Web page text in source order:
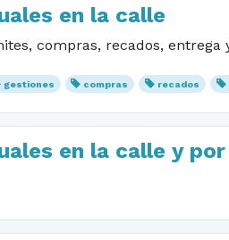
en la calle
compras, recados, entrega
gestiones compras recados
en la calle y